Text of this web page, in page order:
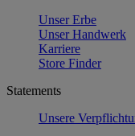
Unser Erbe
Unser Handwerk
Karriere
Store Finder
Statements
Unsere